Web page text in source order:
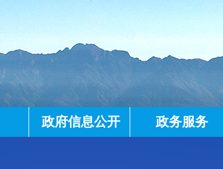
政府信息公开 政务服务